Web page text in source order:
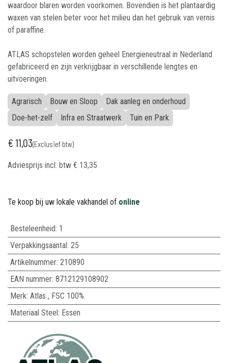
waardoor blaren worden voorkomen. Bovendien is het plantaardig
waxen van stelen beter voor het milieu dan het gebruik van vernis
of paraffine.
ATLAS schopstelen worden geheel Energieneutraal in Nederland
gefabriceerd en zijn verkrijgbaar in verschillende lengtes en
uitvoeringen.
Agrarisch Bouw en Sloop
Dak aanleg en onderhoud
Doe-het-zelf
Infra en Straatwerk Tuin en Park
€11,03(Exclusief btw)
Adviesprijs incl. btw € 13,35
Te koop bij uw lokale vakhandel of online
Besteleenheid: 1
Verpakkingsaantal: 25
Artikelnummer: 210890
EAN nummer: 8712129108902
Merk: Atlas , FSC 100%
Materiaal Steel: Essen